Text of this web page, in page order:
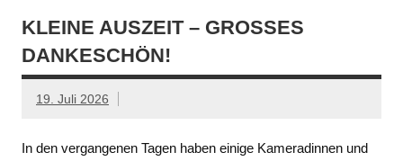
KLEINE AUSZEIT – GROSSES D
ANKESCHÖN!
19. Juli 2026
In den vergangenen Tagen haben einige Kameradinnen und